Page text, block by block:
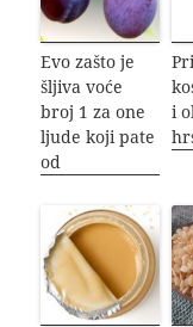
Evo zašto je
šljiva voće
broj 1 za one
ljude koji pate
od
i